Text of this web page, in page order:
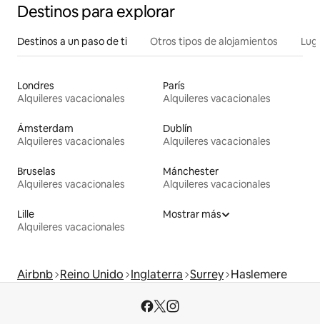
Destinos para explorar
Destinos a un paso de ti Otros tipos de alojamientos
Londres
Alquileres vacacionales
París
Alquileres vacacionales
Ámsterdam
Alquileres vacacionales
Dublín
Alquileres vacacionales
Bruselas
Alquileres vacacionales
Mánchester
Alquileres vacacionales
Lille
Alquileres vacacionales
Mostrar más
Airbnb Reino Unido Inglaterra Surrey Haslemere